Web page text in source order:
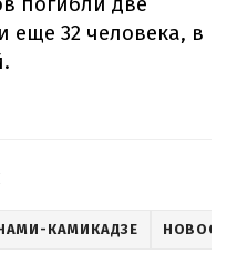
32 человека, в
КАМИКАДЗЕ